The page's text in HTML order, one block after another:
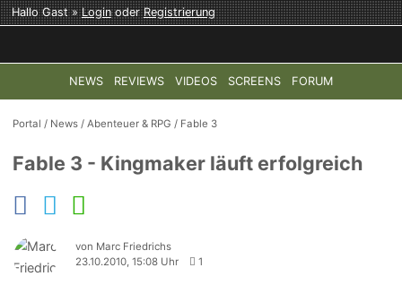
Hallo Gast »LoginoderRegistrierung
NEWS REVIEWS VIDEOS SCREENS FORUM
TOP-THEMEN: COD: MODERN WARFARE 4 HALO:
Portal / News /Abenteuer & RPG / Fable 3
Fable 3 - Kingmaker läuft erfolgreich
von Marc Friedrichs
23.10.2010, 15:08 Uhr
1